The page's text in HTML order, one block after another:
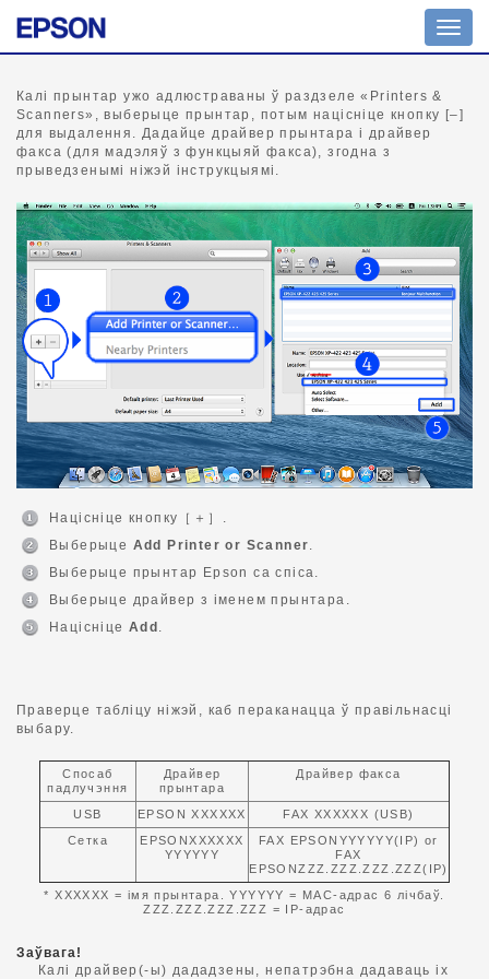
Калі прынтар ужо адлюстраваны ў раздзеле «Printers &
Scanners», выберыце прынтар, потым націсніце кнопку [–]
для выдалення. Дадайце драйвер прынтара і драйвер
факса (для мадэляў з функцыяй факса), згодна з
прыведзенымі ніжэй інструкцыямі.
Націсніце кнопку［＋］.
Выберыце Add Printer or Scanner
Выберыце прынтар Epson са спіса.
Выберыце драйвер з іменем прынтара.
Націсніце Add
Праверце табліцу ніжэй, каб пераканацца ў правільнасці
выбару.
Спосаб
падлучэння
Драйвер
прынтара
Драйвер факса
USB EPSON XXXXXX
FAX XXXXXX (USB)
Сетка
EPSONXXXXXX
YYYYYY
FAX EPSONYYYYYY(IP) or
FAX
EPSONZZZ.ZZZ.ZZZ.ZZZ(IP)
* XXXXXX = імя прынтара. YYYYYY = MAC-адрас 6 лічбаў.
ZZZ.ZZZ.ZZZ.ZZZ = IP-адрас
Заўвага!
Калі драйвер(-ы) дададзены, непатрэбна дадаваць іх